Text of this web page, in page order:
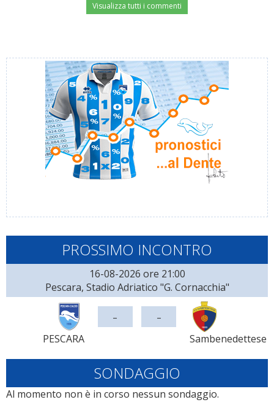
Visualizza tutti i commenti
PROSSIMO INCONTRO
16-08-2026 ore 21:00
Pescara, Stadio Adriatico "G. Cornacchia"
PESCARA
- -
Sambenedettese
SONDAGGIO
Al momento non è in corso nessun sondaggio.